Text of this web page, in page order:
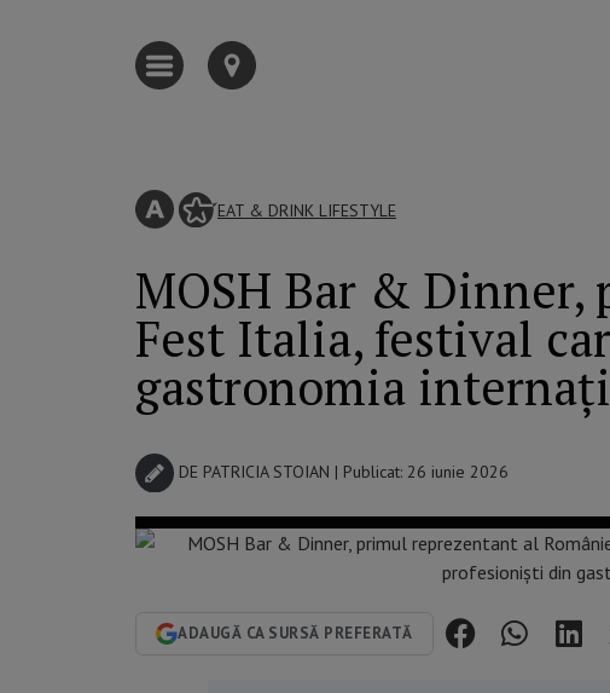
EAT & DRINK LIFESTYLE
MOSH Bar &
Fest Italia, festival
gastronomia
DE PATRICIA STOIAN | Publicat: 26 iunie 2026
ADAUGĂ CA SURSĂ PREFERATĂ